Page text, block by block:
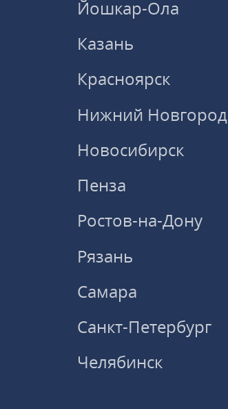
Йошкар-Ола
Казань
Красноярск
Нижний Новгород
Новосибирск
Пенза
Ростов-на-Дону
Рязань
Самара
Санкт-Петербург
Челябинск